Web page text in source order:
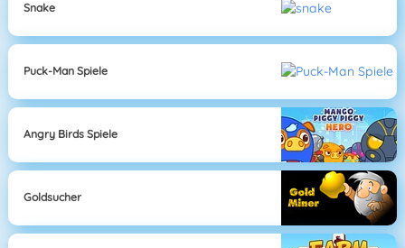
Snake
Puck-Man Spiele
Angry Birds Spiele
Goldsucher